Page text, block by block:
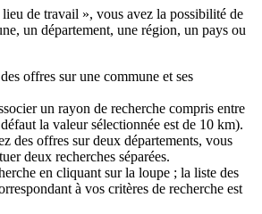
de travail », vous avez la possibilité de
un département, une région, un pays ou
offres sur une commune et ses
un rayon de recherche compris entre
la valeur sélectionnée est de 10 km).
des offres sur deux départements, vous
deux recherches séparées.
en cliquant sur la loupe ; la liste des
à vos critères de recherche est